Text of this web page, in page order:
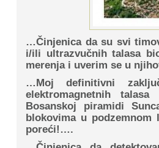
…Činjenica da su svi
i/ili ultrazvučnih talasa
merenja i uverim se u
…Moj definitivni
elektromagnetnih
Bosanskoj piramidi
blokovima u podzemnom
poreći!….